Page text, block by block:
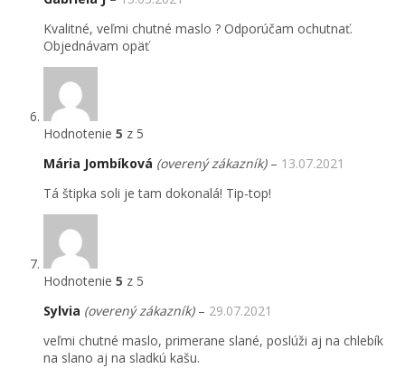
Kvalitné, veľmi chutné maslo ? Odporúčam ochutnať.
Objednávam opäť
Hodnotenie 5 z 5
Mária Jombíková (overený zákazník) – 13.07.2021
Tá štipka soli je tam dokonalá! Tip-top!
Hodnotenie 5 z 5
Sylvia (overený zákazník) – 29.07.2021
veľmi chutné maslo, primerane slané, poslúži aj na chlebík
na slano aj na sladkú kašu.